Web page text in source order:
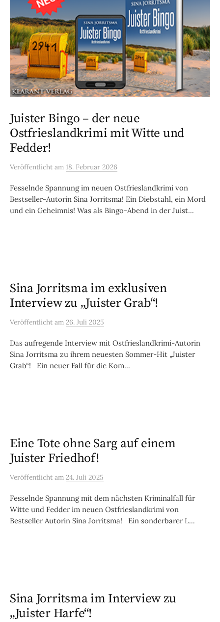
Juister Bingo – der neue
Ostfrieslandkrimi mit Witte und
Fedder!
Veröffentlicht am 18. Februar 2026
Fesselnde Spannung im neuen Ostfrieslandkrimi von
Bestseller-Autorin Sina Jorritsma! Ein Diebstahl, ein Mord
und ein Geheimnis! Was als Bingo-Abend in der Juist...
Sina Jorritsma im exklusiven
Interview zu „Juister Grab“!
Veröffentlicht am 26. Juli 2025
Das aufregende Interview mit Ostfrieslandkrimi-Autorin
Sina Jorritsma zu ihrem neuesten Sommer-Hit „Juister
Grab“! Ein neuer Fall für die Kom...
Eine Tote ohne Sarg auf einem
Juister Friedhof!
Veröffentlicht am 24. Juli 2025
Fesselnde Spannung mit dem nächsten Kriminalfall für
Witte und Fedder im neuen Ostfrieslandkrimi von
Bestseller Autorin Sina Jorritsma! Ein sonderbarer L...
Sina Jorritsma im Interview zu
„Juister Harfe“!